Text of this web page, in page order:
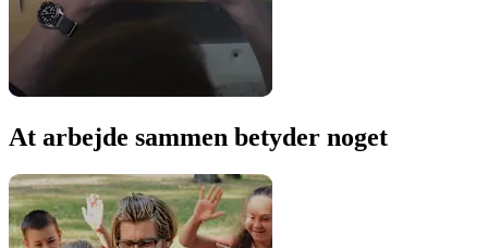
At arbejde sammen betyder noget